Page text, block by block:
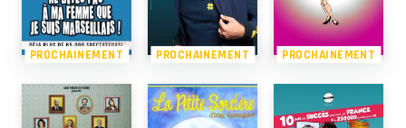
PROCHAINEMENT PROCHAINEMENT PROCHAINEMENT